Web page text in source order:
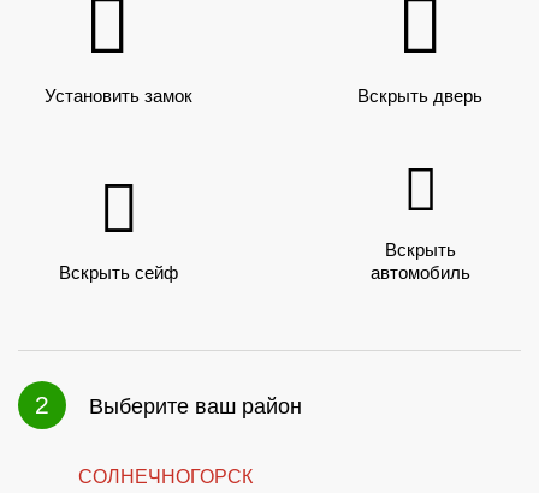
Установить замок Вскрыть дверь
Вскрыть сейф
Вскрыть
автомобиль
2 Выберите ваш район
СОЛНЕЧНОГОРСК